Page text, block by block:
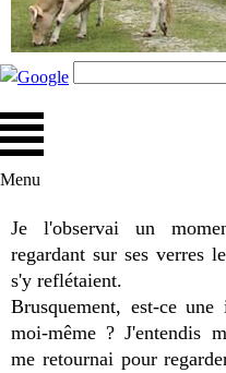
Menu
Je l'observai un
regardant sur ses verres
s'y reflétaient.
Brusquement, est-ce
moi-même ? J'entendis
me retournai pour